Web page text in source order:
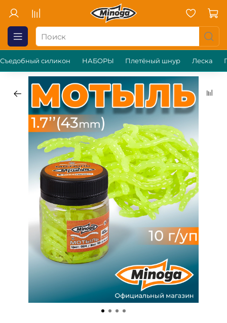
Съедобный силикон НАБОРЫ Плетёный шнур Леска